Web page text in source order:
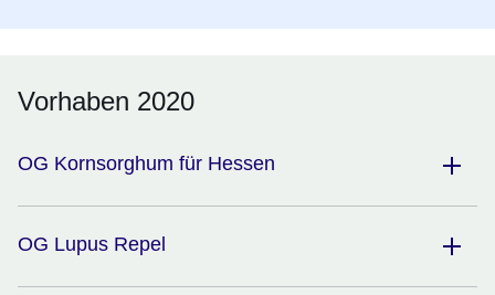
Vorhaben 2020
OG Kornsorghum für Hessen
OG Lupus Repel